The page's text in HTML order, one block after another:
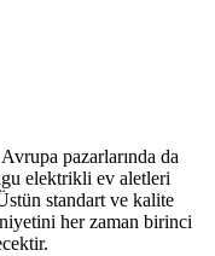
pazarlarında da
elektrikli ev aletleri
standart ve kalite
her zaman birinci